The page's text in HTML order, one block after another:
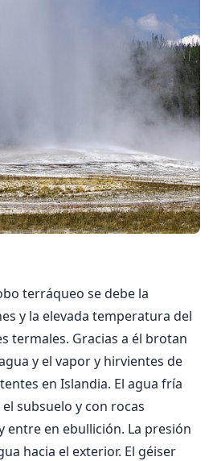
terráqueo se debe la
y la elevada temperatura del
termales. Gracias a él brotan
y el vapor y hirvientes de
en Islandia. El agua fría
subsuelo y con rocas
entre en ebullición. La presión
hacia el exterior. El géiser